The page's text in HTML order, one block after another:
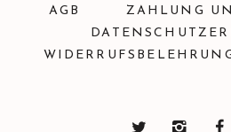
AGB
ZAHLUNG